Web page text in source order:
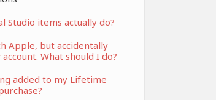
Studio items actually do?
Apple, but accidentally
What should I do?
added to my Lifetime